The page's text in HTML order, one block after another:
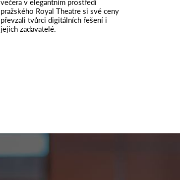
pražského Royal Theatre si své ceny
převzali tvůrci digitálních řešení i
jejich zadavatelé.